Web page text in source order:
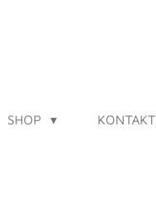
SHOP KONTAKT